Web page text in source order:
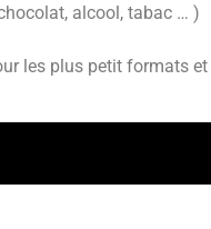
alcool, tabac … )
les plus petit formats